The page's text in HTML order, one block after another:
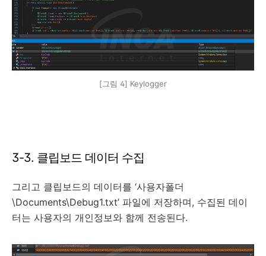
[그림 4] Keylogger
3-3. 클립보드 데이터 수집
그리고 클립보드의 데이터를 ‘사용자폴더
\Documents\Debug1.txt’ 파일에 저장하며, 수집된 데이
터는 사용자의 개인정보와 함께 전송된다.